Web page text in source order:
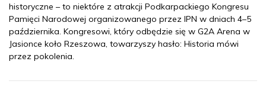
historyczne – to niektóre z atrakcji Podkarpackiego Kongresu
Pamięci Narodowej organizowanego przez IPN w dniach 4–5
października. Kongresowi, który odbędzie się w G2A Arena w
Jasionce koło Rzeszowa, towarzyszy hasło: Historia mówi
przez pokolenia.